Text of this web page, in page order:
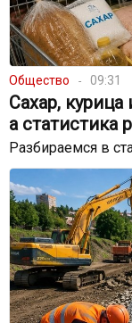
Общество 09:31
Сахар,
а статистика
Разбираемся в